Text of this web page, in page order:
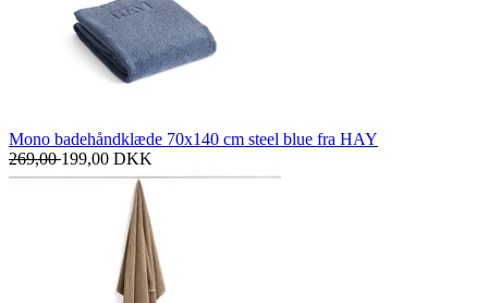
Mono badehåndklæde 70x140 cm steel blue fra HAY
269,00199,00 DKK